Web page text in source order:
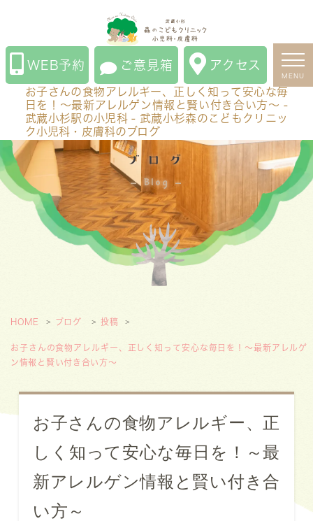
お子さんの食物アレルギー、正しく知って安心な毎日
を！～最新アレルゲン情報と賢い付き合い方～ - 武蔵小
杉駅の小児科 - 武蔵小杉森のこどもクリニック小児科・
皮膚科のブログ
WEB予約 ご意見箱 アクセス
MENU
お子さんの食物アレルギー、正しく知って安心な毎
日を！～最新アレルゲン情報と賢い付き合い方～ -
武蔵小杉駅の小児科 - 武蔵小杉森のこどもクリニッ
ク小児科・皮膚科のブログ
ブログ
Blog
HOME ブログ 投稿
お子さんの食物アレルギー、正しく知って安心な毎日を！～最新アレルゲ
ン情報と賢い付き合い方～
お子さんの食物アレルギー、正
しく知って安心な毎日を！～最
新アレルゲン情報と賢い付き合
い方～